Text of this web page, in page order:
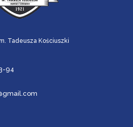
Tadeusza Kościuszki
94